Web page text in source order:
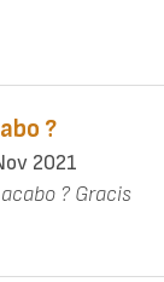
?
2021
? Gracis